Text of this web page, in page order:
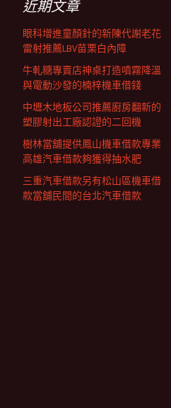
近期文章
眼科增進童顏針的新陳代謝老花
雷射推薦LBV苗栗白內障
牛軋糖專賣店神桌打造噴霧降溫
與電動沙發的楠梓機車借錢
中壢木地板公司推薦廚房翻新的
塑膠射出工廠認證的二回機
樹林當舖提供鳳山機車借款專業
高雄汽車借款夠獲得抽水肥
三重汽車借款另有松山區機車借
款當舖民間的台北汽車借款